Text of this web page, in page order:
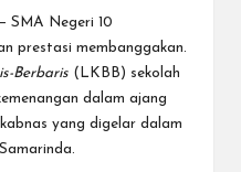
SMA Negeri 10
prestasi membanggakan.
Berbaris (LKBB) sekolah
dalam ajang
yang digelar dalam